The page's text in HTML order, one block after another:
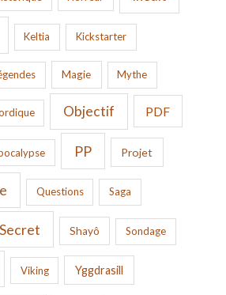
Keltia Kickstarter
Magie Mythe
Objectif PDF
PP Projet
Questions Saga
Secret Shayô Sondage
Viking Yggdrasill